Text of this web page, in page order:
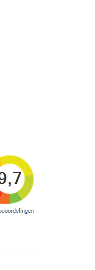
Amsterdam
aan viltwol, mooie
goede kwaliteit. Snel
Enigste wat ik een
vind is dat alles los
gestopt. Geen